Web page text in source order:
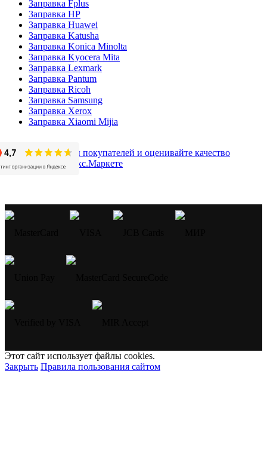
Заправка Fplus
Заправка HP
Заправка Huawei
Заправка Katusha
Заправка Konica Minolta
Заправка Kyocera Mita
Заправка Lexmark
Заправка Pantum
Заправка Ricoh
Заправка Samsung
Заправка Xerox
Заправка Xiaomi Mijia
Этот сайт использует файлы cookies.
Закрыть Правила пользования сайтом